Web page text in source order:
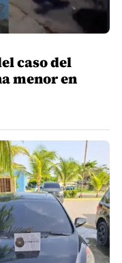
caso del
menor en